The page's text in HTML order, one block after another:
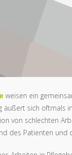
weisen ein
äußert sich oftmals
von schlechten
des Patienten und